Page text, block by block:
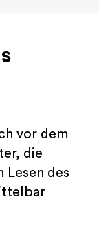
vor dem
die
Lesen des